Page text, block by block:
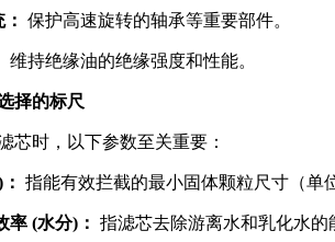
保护高速旋转的轴承等重要部件。
维持绝缘油的绝缘强度和性能。
择的标尺
芯时，以下参数至关重要：
指能有效拦截的最小固体颗粒尺寸（单
率 (水分)： 指滤芯去除游离水和乳化水的